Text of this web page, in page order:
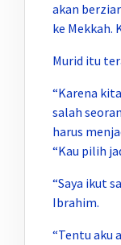
akan
ke Mekkah.
Murid itu
“Karena
salah
harus
“Kau pilih
“Saya ikut
Ibrahim.
“Tentu aku